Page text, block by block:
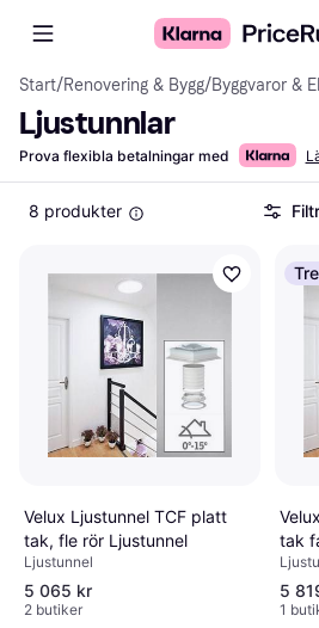
Start/Renovering & Bygg/Byggvaror &
Ljustunnlar
Prova flexibla betalningar med
8 produkter
Velux Ljustunnel TCF platt
tak, fle rör Ljustunnel
Ljustunnel
5 065 kr
2 butiker
tak
5
1